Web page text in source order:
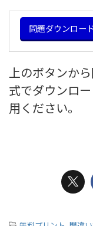
問題ダウンロー
上のボタンか
式でダウンロ
用ください。